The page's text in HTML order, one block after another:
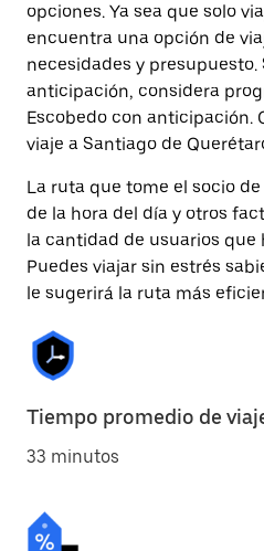
opciones. Ya sea que solo
encuentra una opción de
necesidades y
anticipación, considera
Escobedo con anticipación.
viaje a Santiago de
La ruta que tome el socio
de la hora del día y otros
la cantidad de usuarios que
Puedes viajar sin estrés
le sugerirá la ruta más
Tiempo promedio de
33 minutos